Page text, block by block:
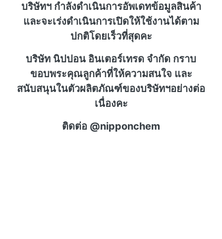
บริษัทฯ กำลังดำเนินการอัพเดทข้อมูลสินค้า
และจะเร่งดำเนินการเปิดให้ใช้งานได้ตาม
ปกติโดยเร็วที่สุดคะ
บริษัท นิปปอน อินเตอร์เทรด จำกัด กราบ
ขอบพระคุณลูกค้าที่ให้ความสนใจ และ
สนับสนุนในตัวผลิตภัณฑ์ของบริษัทฯอย่างต่อ
เนื่องคะ
ติดต่อ @nipponchem